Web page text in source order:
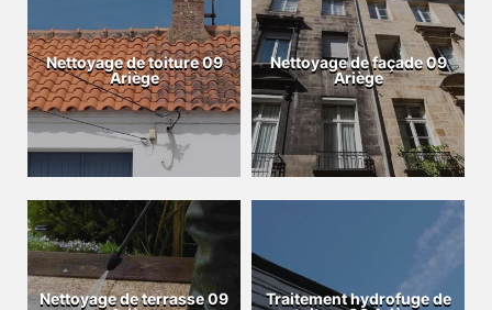
Nettoyage de toiture 09
Ariège
Nettoyage de façade 09
Ariège
Nettoyage de terrasse 09
Traitement hydrofuge de